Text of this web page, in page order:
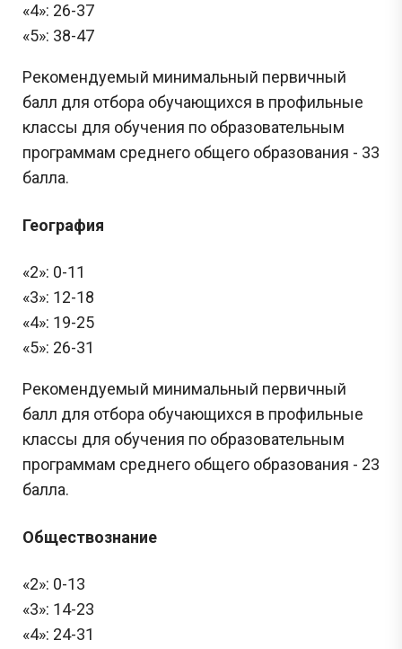
«4»: 26-37
«5»: 38-47
Рекомендуемый минимальный первичный
балл для отбора обучающихся в профильные
классы для обучения по образовательным
программам среднего общего образования - 33
балла.
География
«2»: 0-11
«3»: 12-18
«4»: 19-25
«5»: 26-31
Рекомендуемый минимальный первичный
балл для отбора обучающихся в профильные
классы для обучения по образовательным
программам среднего общего образования - 23
балла.
Обществознание
«2»: 0-13
«3»: 14-23
«4»: 24-31